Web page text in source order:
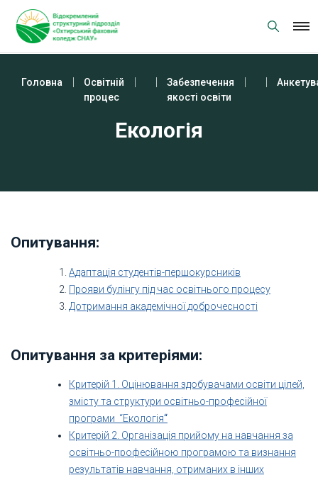
content
Головна
Освітній
процес
Забезпечення
якості освіти
Екологія
Опитування:
Адаптація студентів-першокурсників
Прояви булінгу під час освітнього процесу
Дотримання академічної доброчесності
Опитування за критеріями:
Критерій 1. Оцінювання здобувачами освіти цілей,
змісту та структури освітньо-професійної
програми “Екологія“
Критерій 2. Організація прийому на навчання за
освітньо-професійною програмою та визнання
результатів навчання, отриманих в інших